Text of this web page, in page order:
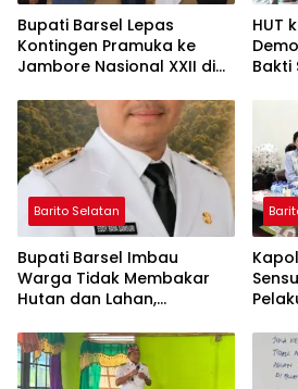
Bupati Barsel Lepas
Kontingen Pramuka ke
Jambore Nasional XXII di
HUT
Bakti
Barito Selatan
Bupati Barsel Imbau
Warga Tidak Membakar
Hutan dan Lahan,
Bebas Kabut Asap